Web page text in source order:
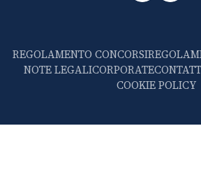
REGOLAMENTO CONCORSI
NOTE LEGALICORPORATE
COOKIE POLICY